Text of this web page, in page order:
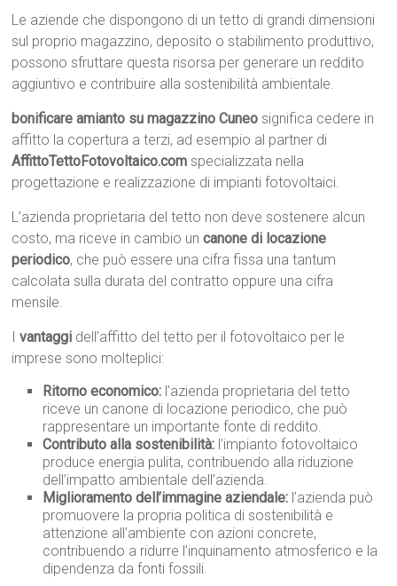
Le aziende che dispongono di un tetto di grandi dimensioni
sul proprio magazzino, deposito o stabilimento produttivo,
possono sfruttare questa risorsa per generare un reddito
aggiuntivo e contribuire alla sostenibilità ambientale.
bonificare amianto su magazzino Cuneo significa cedere in
affitto la copertura a terzi, ad esempio al partner di
AffittoTettoFotovoltaico.com specializzata nella
progettazione e realizzazione di impianti fotovoltaici.
L’azienda proprietaria del tetto non deve sostenere alcun
costo, ma riceve in cambio uncanone di locazione
periodico, che può essere una cifra fissa una tantum
calcolata sulla durata del contratto oppure una cifra
mensile.
Ivantaggi dell’affitto del tetto per il fotovoltaico per le
imprese sono molteplici:
Ritorno economico: l’azienda proprietaria del tetto
riceve un canone di locazione periodico, che può
rappresentare un importante fonte di reddito.
Contributo alla sostenibilità: l’impianto fotovoltaico
produce energia pulita, contribuendo alla riduzione
dell’impatto ambientale dell’azienda.
Miglioramento dell’immagine aziendale: l’azienda può
promuovere la propria politica di sostenibilità e
attenzione all’ambiente con azioni concrete,
contribuendo a ridurre l’inquinamento atmosferico e la
dipendenza da fonti fossili.